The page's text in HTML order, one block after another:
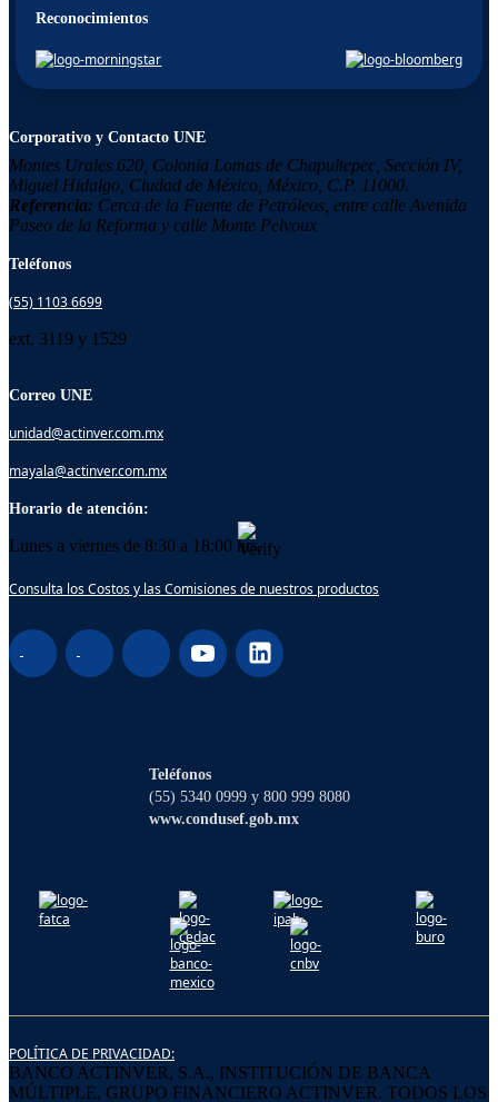
Reconocimientos
Corporativo y Contacto UNE
Montes Urales 620, Colonia Lomas de Chapultepec, Sección IV,
Miguel Hidalgo, Ciudad de México, México, C.P. 11000.
Referencia: Cerca de la Fuente de Petróleos, entre calle Avenida
Paseo de la Reforma y calle Monte Pelvoux
Teléfonos
(55) 1103 6699
ext. 3119 y 1529
Correo UNE
unidad@actinver.com.mx
mayala@actinver.com.mx
Horario de atención:
Lunes a viernes de 8:30 a 18:00 hrs.
Consulta los Costos y las Comisiones de nuestros productos
Teléfonos
(55) 5340 0999 y 800 999 8080
www.condusef.gob.mx
POLÍTICA DE PRIVACIDAD:
BANCO ACTINVER, S.A., INSTITUCIÓN DE BANCA
MÚLTIPLE, GRUPO FINANCIERO ACTINVER. TODOS LOS